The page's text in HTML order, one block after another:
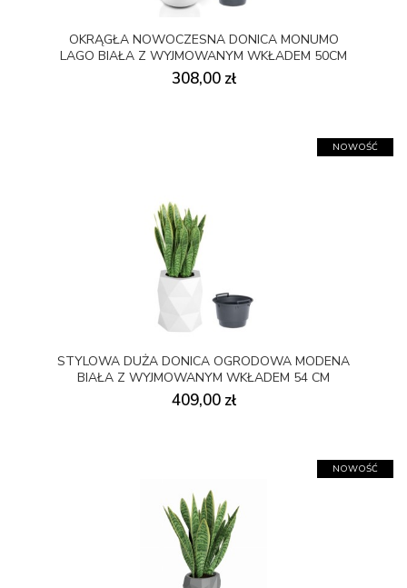
OKRĄGŁA NOWOCZESNA DONICA MONUMO
LAGO BIAŁA Z WYJMOWANYM WKŁADEM 50CM
308,00 zł
STYLOWA DUŻA DONICA OGRODOWA MODENA
BIAŁA Z WYJMOWANYM WKŁADEM 54 CM
409,00 zł
NOWOŚĆ
NOWOŚĆ